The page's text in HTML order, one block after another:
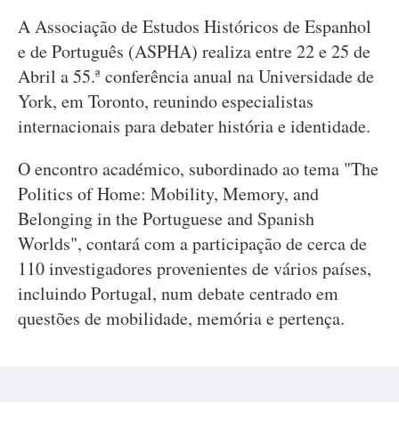
A Associação de Estudos Históricos de Espanhol
e de Português (ASPHA) realiza entre 22 e 25 de
Abril a 55.ª conferência anual na Universidade de
York, em Toronto, reunindo especialistas
internacionais para debater história e identidade.
O encontro académico, subordinado ao tema "The
Politics of Home: Mobility, Memory, and
Belonging in the Portuguese and Spanish
Worlds", contará com a participação de cerca de
110 investigadores provenientes de vários países,
incluindo Portugal, num debate centrado em
questões de mobilidade, memória e pertença.